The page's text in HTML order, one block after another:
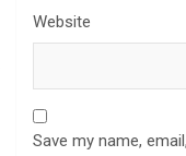
Website
Save my name,